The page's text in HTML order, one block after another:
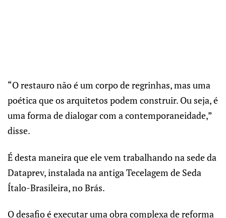
“O restauro não é um corpo de regrinhas, mas uma
poética que os arquitetos podem construir. Ou seja, é
uma forma de dialogar com a contemporaneidade,”
disse.
É desta maneira que ele vem trabalhando na sede da
Dataprev, instalada na antiga Tecelagem de Seda
Ítalo-Brasileira, no Brás.
O desafio é executar uma obra complexa de reforma